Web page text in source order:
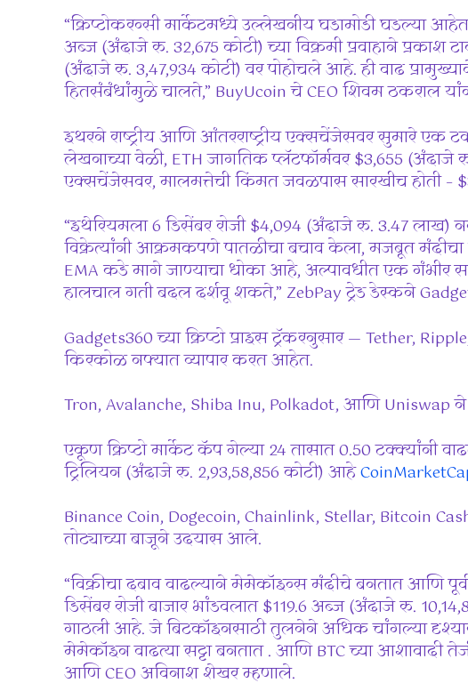
“क्रिप्टोकरन्सी मार्केटमध्ये उल्लेखनीय घडामोडी घडल्या
अब्ज (अंदाजे रु. 32,675 कोटी) च्या विक्रमी प्रवाहाने
(अंदाजे रु. 3,47,934 कोटी) वर पोहोचले आहे. ही वाढ
हितसंबंधांमुळे चालते,” BuyUcoin चे CEO शिवम ठकराल
इथरने राष्ट्रीय आणि आंतरराष्ट्रीय एक्सचेंजेसवर सुमारे एक
लेखनाच्या वेळी, ETH जागतिक प्लॅटफॉर्मवर $3,655 (अंदाजे
एक्सचेंजेसवर, मालमत्तेची किंमत जवळपास सारखीच होती –
“इथेरियमला ​​6 डिसेंबर रोजी $4,094 (अंदाजे रु. 3.47 लाख)
विक्रेत्यांनी आक्रमकपणे पातळीचा बचाव केला, मजबूत मंदीचा
EMA कडे मागे जाण्याचा धोका आहे, अल्पावधीत एक गंभीर
हालचाल गती बदल दर्शवू शकते,” ZebPay ट्रेड डेस्कने
Gadgets360 च्या क्रिप्टो प्राइस ट्रॅकरनुसार — Tether,
किरकोळ नफ्यात व्यापार करत आहेत.
Tron, Avalanche, Shiba Inu, Polkadot, आणि Uniswap ने
एकूण क्रिप्टो मार्केट कॅप गेल्या 24 तासात 0.50 टक्क्यांनी
ट्रिलियन (अंदाजे रु. 2,93,58,856 कोटी) आहे
Binance Coin, Dogecoin, Chainlink, Stellar, Bitcoin
तोट्याच्या बाजूने उदयास आले.
“विक्रीचा दबाव वाढल्याने मेमेकॉइन्स मंदीचे बनतात आणि
डिसेंबर रोजी बाजार भांडवलात $119.6 अब्ज (अंदाजे रु.
गाठली आहे. जे बिटकॉइनसाठी तुलनेने अधिक चांगल्या
मेमेकॉइन वाढत्या सट्टा बनतात . आणि BTC च्या आशावादी
आणि CEO अविनाश शेखर म्हणाले.